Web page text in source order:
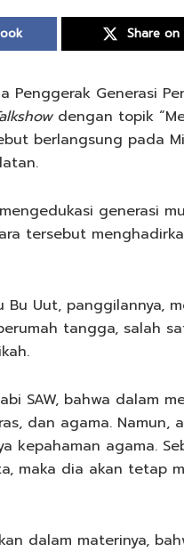
Share
Penggerak Generasi
dengan topik
berlangsung pada
generasi
tersebut
Uut, panggilannya,
tangga, salah
SAW, bahwa dalam
dan agama. Namun,
kepahaman agama.
maka dia akan tetap
dalam materinya,